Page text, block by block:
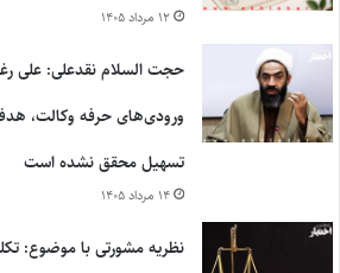
۱۲ مرداد ۱۴۰۵
حجت السلام نقدعلی: علی
ورودی‌های حرفه وکالت،
تسهیل محقق نشده است
۱۴ مرداد ۱۴۰۵
نظریه مشورتی با موضوع: